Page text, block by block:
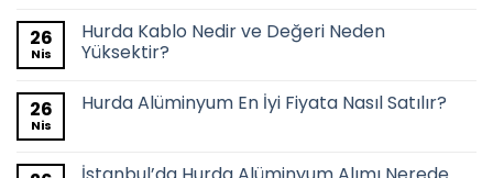
26
Nis
Hurda Kablo Nedir ve Değeri Neden
Yüksektir?
26
Nis
Hurda Alüminyum En İyi Fiyata Nasıl Satılır?